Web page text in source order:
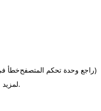
خطأ(راجع وحدة تحكم المتصفح
.